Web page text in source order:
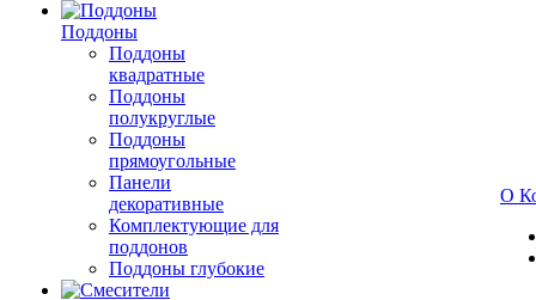
Поддоны
Поддоны
квадратные
Поддоны
полукруглые
Поддоны
прямоугольные
Панели
декоративные
Комплектующие для
поддонов
Поддоны глубокие
О